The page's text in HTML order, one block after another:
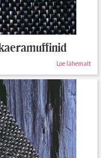
Loe lähemalt